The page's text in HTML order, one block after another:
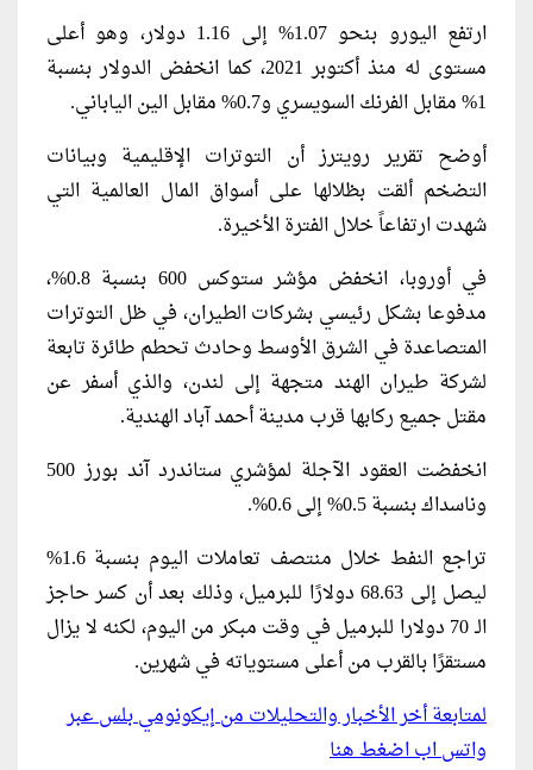
ارتفع اليورو بنحو 1.07% إلى 1.16 دولار، وهو أعلى
مستوى له منذ أكتوبر 2021، كما انخفض الدولار بنسبة
1% مقابل الفرنك السويسري و0.7% مقابل الين الياباني.
أوضح تقرير رويترز أن التوترات الإقليمية وبيانات
التضخم ألقت بظلالها على أسواق المال العالمية التي
شهدت ارتفاعاً خلال الفترة الأخيرة.
في أوروبا، انخفض مؤشر ستوكس 600 بنسبة 0.8%،
مدفوعا بشكل رئيسي بشركات الطيران، في ظل التوترات
المتصاعدة في الشرق الأوسط وحادث تحطم طائرة تابعة
لشركة طيران الهند متجهة إلى لندن، والذي أسفر عن
مقتل جميع ركابها قرب مدينة أحمد آباد الهندية.
انخفضت العقود الآجلة لمؤشري ستاندرد آند بورز 500
وناسداك بنسبة 0.5% إلى 0.6%.
تراجع النفط خلال منتصف تعاملات اليوم بنسبة 1.6%
ليصل إلى 68.63 دولارًا للبرميل، وذلك بعد أن كسر حاجز
الـ 70 دولارا للبرميل في وقت مبكر من اليوم، لكنه لا يزال
مستقرًا بالقرب من أعلى مستوياته في شهرين.
لمتابعة أخر الأخبار والتحليلات من إيكونومي بلس عبر
واتس اب اضغط هنا